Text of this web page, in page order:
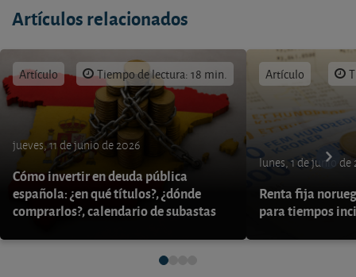
Artículos relacionados
Artículo Tiempo de lectura: 18 min.
jueves, 11 de junio de 2026
Cómo invertir en deuda pública
española: ¿en qué títulos?, ¿dónde
comprarlos?, calendario de subastas
Artículo
lunes, 1 de junio de
Renta fija
para tiempos